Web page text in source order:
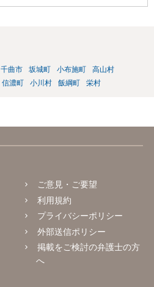
千曲市 坂城町 小布施町
高山村
信濃町 小川村 飯綱町 栄村
ご意見・ご要望
利用規約
プライバシーポリシー
外部送信ポリシー
掲載をご検討の弁護士の方
へ